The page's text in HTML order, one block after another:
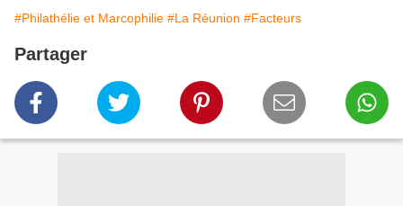
#Philathélie et Marcophilie #La Réunion #Facteurs
Partager